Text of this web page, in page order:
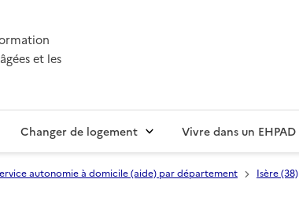
et les
Changer de logement Vivre dans un EHPAD
autonomie à domicile (aide) par département Isère (38)